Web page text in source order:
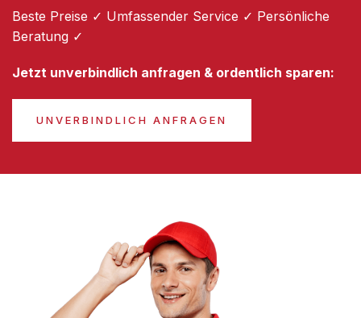
Beste Preise ✓ Umfassender Service ✓ Persönliche
Beratung ✓
Jetzt unverbindlich anfragen & ordentlich sparen:
UNVERBINDLICH ANFRAGEN